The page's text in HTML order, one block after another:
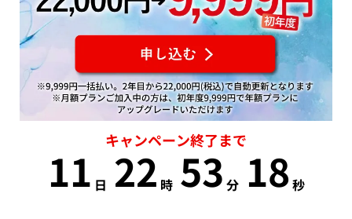
キャンペーン終了まで
11 日 22 時 53 分 18 秒